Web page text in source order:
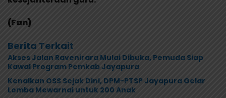
(Fan)
Berita Terkait
Akses Jalan Ravenirara Mulai Dibuka, Pemuda Siap
Kawal Program Pemkab Jayapura
Kenalkan OSS Sejak Dini, DPM-PTSP Jayapura Gelar
Lomba Mewarnai untuk 200 Anak